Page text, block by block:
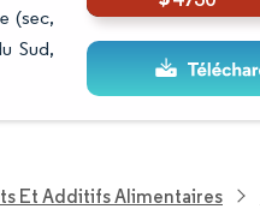
(sec,
Sud,
Et Additifs Alimentaires